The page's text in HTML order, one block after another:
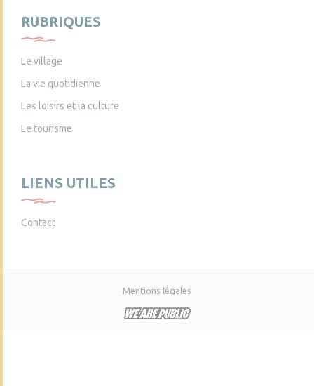
RUBRIQUES
Le village
La vie quotidienne
Les loisirs et la culture
Le tourisme
LIENS UTILES
Contact
Mentions légales